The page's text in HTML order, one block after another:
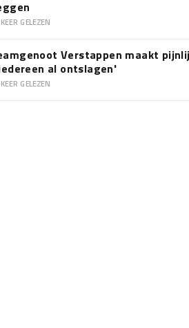
KEER GELEZEN
Verstappen maakt
al ontslagen'
KEER GELEZEN